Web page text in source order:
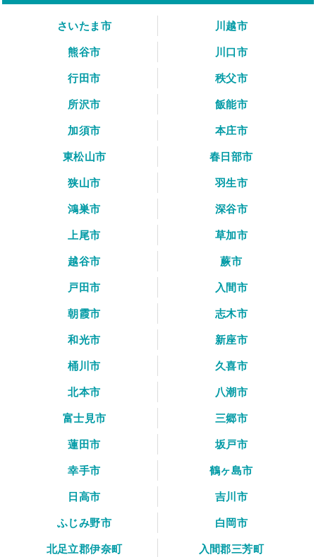
さいたま市
川越市
熊谷市
川口市
行田市
秩父市
所沢市
飯能市
加須市
本庄市
東松山市
春日部市
狭山市
羽生市
鴻巣市
深谷市
上尾市
草加市
越谷市
蕨市
戸田市
入間市
朝霞市
志木市
和光市
新座市
桶川市
久喜市
北本市
八潮市
富士見市
三郷市
蓮田市
坂戸市
幸手市
鶴ヶ島市
日高市
吉川市
ふじみ野市
白岡市
北足立郡伊奈町
入間郡三芳町